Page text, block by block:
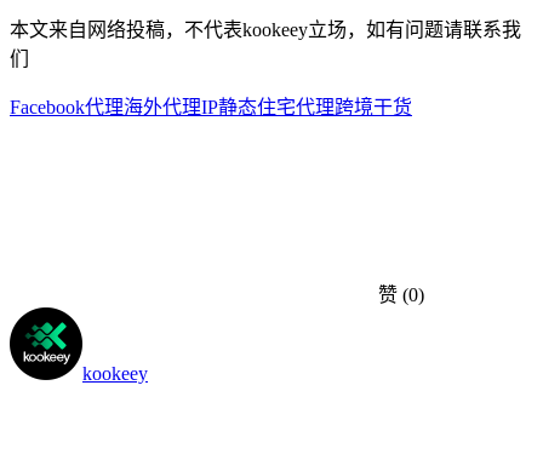
本文来自网络投稿，不代表kookeey立场，如有问题请联系我
们
Facebook代理海外代理IP静态住宅代理跨境干货
赞 (0)
kookeey